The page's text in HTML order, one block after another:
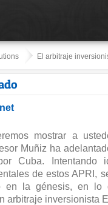
El arbitraje
mostrar a
Muñiz ha
Cuba. Intentando
de estos APRI,
en la génesis, en lo
arbitraje inversionista